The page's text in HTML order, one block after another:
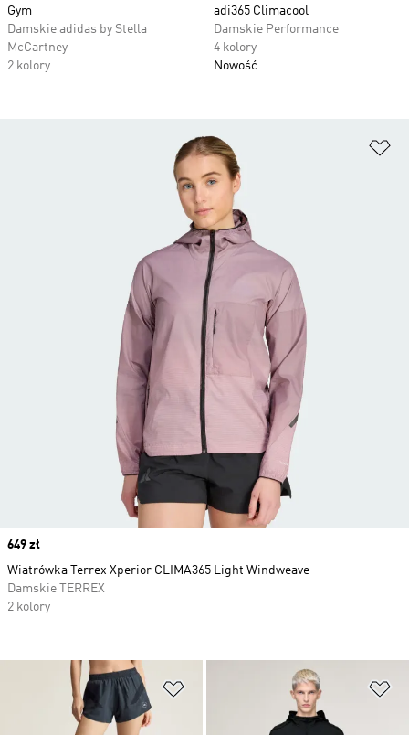
Gym
Damskie adidas by Stella
McCartney
2 kolory
adi365 Climacool
Damskie Performance
4 kolory
Nowość
Dodaj do listy życzeń
Price
649 zł
Wiatrówka Terrex Xperior CLIMA365 Light Windweave
Damskie TERREX
2 kolory